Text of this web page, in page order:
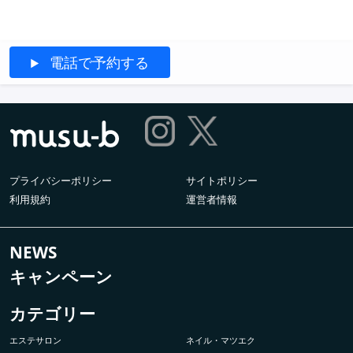
電話で予約する
プライバシーポリシー
サイトポリシー
利用規約
運営者情報
NEWS
キャンペーン
カテゴリー
エステサロン ネイル・マツエク